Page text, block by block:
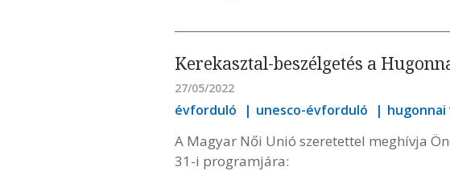
Kerekasztal-beszélgetés a
27/05/2022
évforduló unesco-évforduló hugonnai
A Magyar Női Unió szeretettel meghívja
31-i programjára: